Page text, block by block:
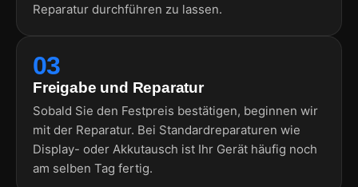
Reparatur durchführen zu lassen.
03
Freigabe und Reparatur
Sobald Sie den Festpreis bestätigen, beginnen wir
mit der Reparatur. Bei Standardreparaturen wie
Display- oder Akkutausch ist Ihr Gerät häufig noch
am selben Tag fertig.